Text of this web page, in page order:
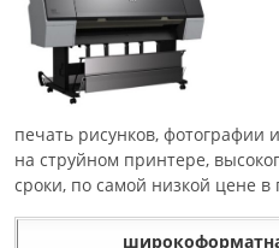
печать рисунков, фотографии
на струйном принтере,
сроки, по самой низкой цене в